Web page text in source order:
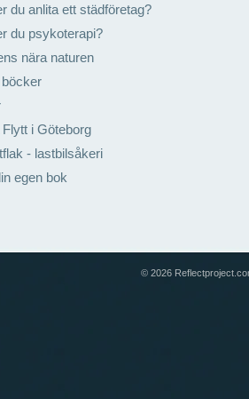
du anlita ett städföretag?
du psykoterapi?
nära naturen
i Göteborg
- lastbilsåkeri
egen bok
© 2026